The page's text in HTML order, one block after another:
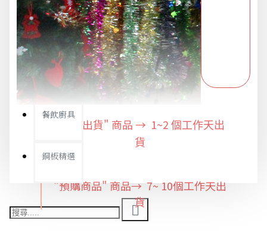
限時活動精選
限時特惠專區
餐飲廚具
銅板精選
"快速出貨" 商品 → 1~2 個工作天出
貨
"預購商品" 商品→ 7~ 10個工作天出
貨